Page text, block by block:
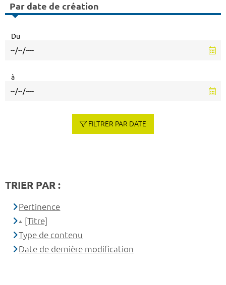
Par date de création
Du
à
FILTRER PAR DATE
TRIER PAR :
Pertinence
[Titre]
Type de contenu
Date de dernière modification